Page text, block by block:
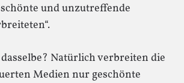
und unzutreffende
Natürlich verbreiten die
Medien nur geschönte